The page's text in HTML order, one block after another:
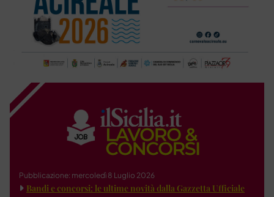
Pubblicazione: mercoledì 8 Luglio 2026
Bandi e concorsi: le ultime novità dalla Gazzetta Ufficiale